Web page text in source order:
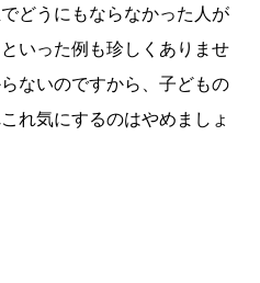
どうにもならなかった人が
いった例も珍しくありませ
ないのですから、子どもの
れ気にするのはやめましょ